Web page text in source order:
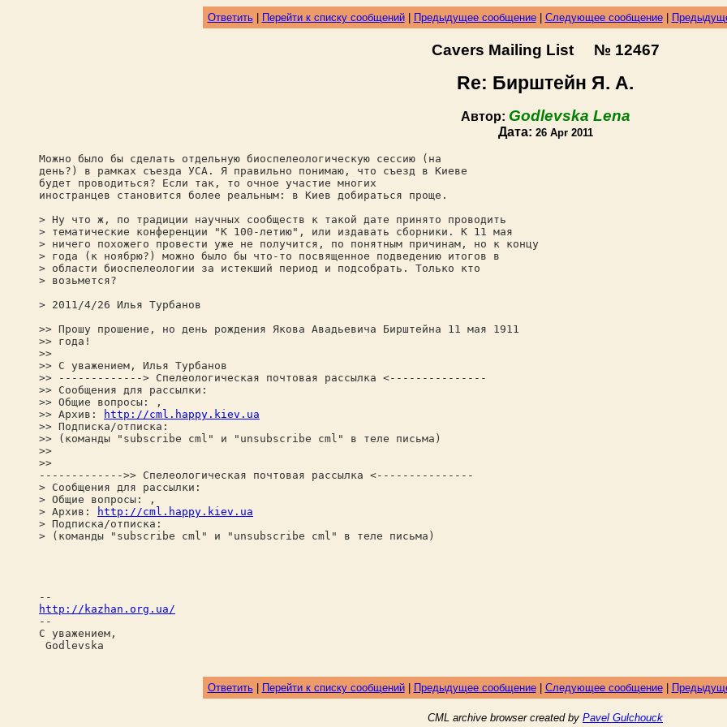
Ответить| Перейти к списку сообщений| Предыдущее сообщение| Следующее сообщение|
Cavers Mailing List № 12467
Re: Бирштейн Я. А.
Автор: Godlevska Lena
Дата: 26 Apr 2011
Можно было бы сделать отдельную биоспелеологическую сессию (на
день?) в рамках съезда УСА. Я правильно понимаю, что съезд в Киеве
будет проводиться? Если так, то очное участие многих
иностранцев становится более реальным: в Киев добираться проще.
> Ну что ж, по традиции научных сообществ к такой дате принято проводить
> тематические конференции "К 100-летию", или издавать сборники. К 11 мая
> ничего похожего провести уже не получится, по понятным причинам, но к концу
> года (к ноябрю?) можно было бы что-то посвященное подведению итогов в
> области биоспелеологии за истекший период и подсобрать. Только кто
> возьмется?
> 2011/4/26 Илья Турбанов
>> Прошу прошение, но день рождения Якова Авадьевича Бирштейна 11 мая 1911
>> года!
>>
>> С уважением, Илья Турбанов
>> -------------> Спелеологическая почтовая рассылка <---------------
>> Сообщения для рассылки:
>> Общие вопросы: ,
>> Архив:
http://cml.happy.kiev.ua
>> Подписка/отписка:
>> (команды "subscribe cml" и "unsubscribe cml" в теле письма)
>>
>>
------------->> Спелеологическая почтовая рассылка <---------------
> Сообщения для рассылки:
> Общие вопросы: ,
> Архив:
http://cml.happy.kiev.ua
> Подписка/отписка:
> (команды "subscribe cml" и "unsubscribe cml" в теле письма)
--
http://kazhan.org.ua/
--
С уважением,
Godlevska
Ответить| Перейти к списку сообщений| Предыдущее сообщение| Следующее сообщение|
CML archive browser created by Pavel Gulchouck